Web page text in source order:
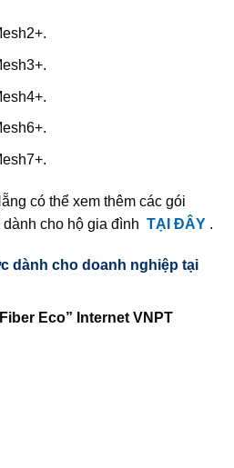
có thể xem thêm các gói
cho hộ gia đình TẠI ĐÂY .
dành cho doanh nghiệp tại
Eco” Internet VNPT